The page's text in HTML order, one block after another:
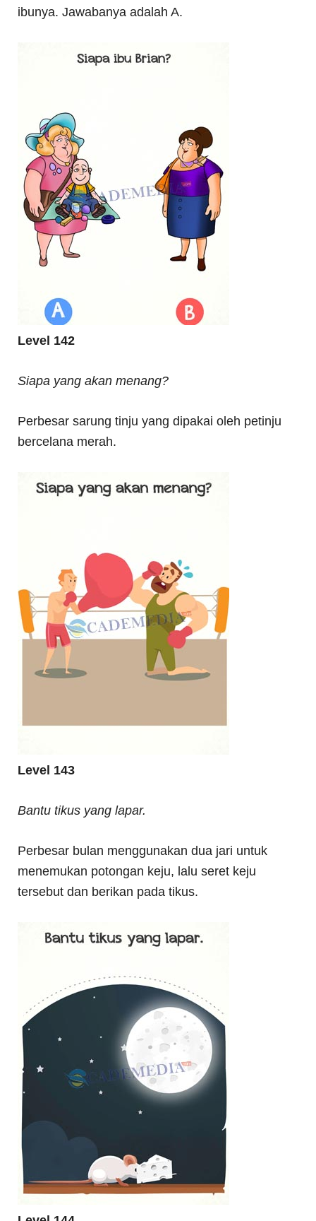
ibunya. Jawabanya adalah A.
Level 142
Siapa yang akan menang?
Perbesar sarung tinju yang dipakai oleh petinju
bercelana merah.
Level 143
Bantu tikus yang lapar.
Perbesar bulan menggunakan dua jari untuk
menemukan potongan keju, lalu seret keju
tersebut dan berikan pada tikus.